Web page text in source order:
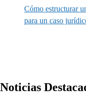
Noticias
Cómo estructurar
para un caso